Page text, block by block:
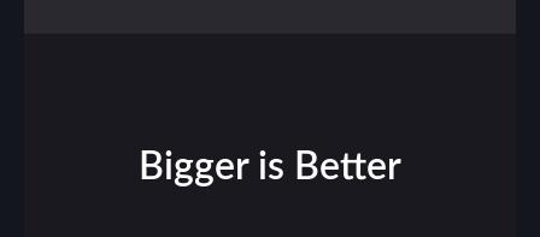
Bigger is Better